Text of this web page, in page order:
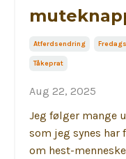
Atferdsendring
Tåkeprat
Aug 22, 2025
Jeg følger mange
som jeg synes har
om hest-